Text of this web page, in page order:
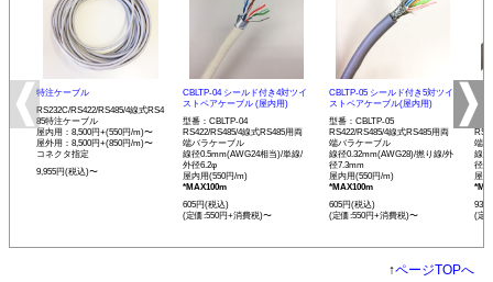
特注ケーブル
RS232C/RS422/RS485/4線式RS4
85特注ケーブル
屋内用：8,500円+(550円/m)〜
屋外用：8,500円+(850円/m)〜
コネクタ指定
9,955円(税込)〜
CBLTP-04 シールド付き4対ツイ
ストペアケーブル (屋内用)
型番：CBLTP-04
RS422/RS485/4線式RS485用両
端バラケーブル
線径0.5mm(AWG24相当)/単線/
外径6.2φ
屋内用(550円/m)
*MAX100m
605円(税込)
(定価:550円+消費税)〜
CBLTP-05 シールド付き5対ツイ
ストペアケーブル(屋内用)
型番：CBLTP-05
RS422/RS485/4線式RS485用両
端バラケーブル
線径0.32mm(AWG28)/撚り線/外
径7.3mm
屋内用(550円/m)
*MAX100m
605円(税込)
(定価:550円+消費税)〜
イ
端
線
径
屋
935
(定
↑ページTOPへ